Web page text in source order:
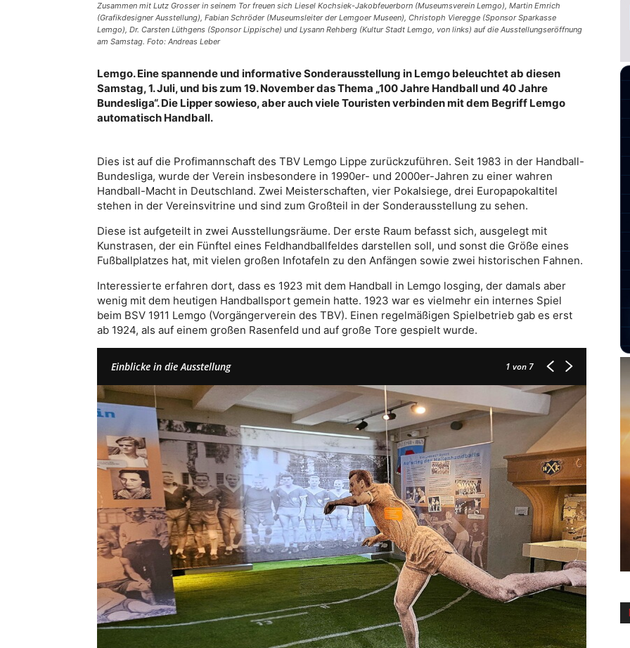
Zusammen mit Lutz Grosser in seinem Tor freuen sich Liesel Kochsiek-Jakobfeuerborn (Museumsverein Lemgo), Martin Emrich
(Grafikdesigner Ausstellung), Fabian Schröder (Museumsleiter der Lemgoer Museen), Christoph Vieregge (Sponsor Sparkasse
Lemgo), Dr. Carsten Lüthgens (Sponsor Lippische) und Lysann Rehberg (Kultur Stadt Lemgo, von links) auf die Ausstellungseröffnung
am Samstag. Foto: Andreas Leber
Lemgo. Eine spannende und informative Sonderausstellung in Lemgo beleuchtet ab diesen
Samstag, 1. Juli, und bis zum 19. November das Thema „100 Jahre Handball und 40 Jahre
Bundesliga“. Die Lipper sowieso, aber auch viele Touristen verbinden mit dem Begriff Lemgo
automatisch Handball.
Dies ist auf die Profimannschaft des TBV Lemgo Lippe zurückzuführen. Seit 1983 in der Handball-
Bundesliga, wurde der Verein insbesondere in 1990er- und 2000er-Jahren zu einer wahren
Handball-Macht in Deutschland. Zwei Meisterschaften, vier Pokalsiege, drei Europapokaltitel
stehen in der Vereinsvitrine und sind zum Großteil in der Sonderausstellung zu sehen.
Diese ist aufgeteilt in zwei Ausstellungsräume. Der erste Raum befasst sich, ausgelegt mit
Kunstrasen, der ein Fünftel eines Feldhandballfeldes darstellen soll, und sonst die Größe eines
Fußballplatzes hat, mit vielen großen Infotafeln zu den Anfängen sowie zwei historischen Fahnen.
Interessierte erfahren dort, dass es 1923 mit dem Handball in Lemgo losging, der damals aber
wenig mit dem heutigen Handballsport gemein hatte. 1923 war es vielmehr ein internes Spiel
beim BSV 1911 Lemgo (Vorgängerverein des TBV). Einen regelmäßigen Spielbetrieb gab es erst
ab 1924, als auf einem großen Rasenfeld und auf große Tore gespielt wurde.
Einblicke in die Ausstellung 1 von 7